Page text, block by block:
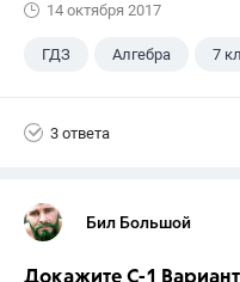
14 октября 2017
ГДЗ Алгебра 7
3 ответа
Бил Большой
Докажите С-1